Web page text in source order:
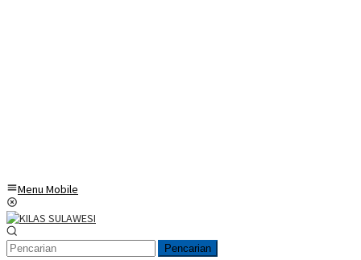
Menu Mobile
Pencarian